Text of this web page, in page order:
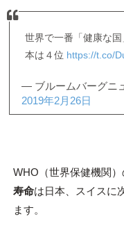
世界で一番「健康な
本は４位 https://t.co/
— ブルームバーグニ
2019年2月26日
WHO（世界保健機関）
寿命は日本、スイスに
ます。